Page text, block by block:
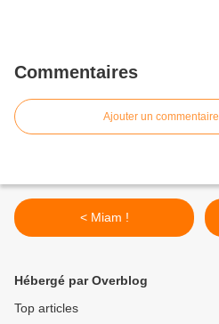
Commentaires
Ajouter un commentaire
< Miam !
Hébergé par Overblog
Top articles